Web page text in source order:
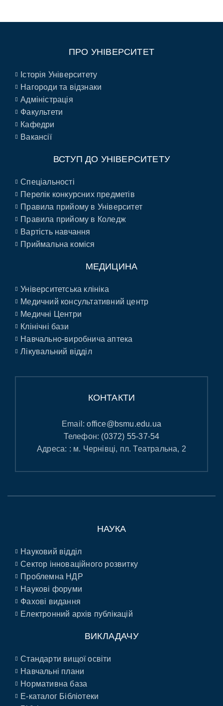
ПРО УНІВЕРСИТЕТ
Історія Університету
Нагороди та відзнаки
Адміністрація
Факультети
Кафедри
Вакансії
ВСТУП ДО УНІВЕРСИТЕТУ
Спеціальності
Перелік конкурсних предметів
Правила прийому в Університет
Правила прийому в Коледж
Вартість навчання
Приймальна коміся
МЕДИЦИНА
Університетська клініка
Медичний консультативний центр
Медичні Центри
Клінічні бази
Навчально-виробнича аптека
Лікувальний відділ
КОНТАКТИ
Email:office@bsmu.edu.ua
Телефон: (0372) 55-37-54
Адреса: : м. Чернівці, пл. Театральна, 2
НАУКА
Науковий відділ
Сектор інноваційного розвитку
Проблемна НДР
Наукові форуми
Фахові видання
Електронний архів публікацій
ВИКЛАДАЧУ
Стандарти вищої освіти
Навчальні плани
Нормативна база
E-каталог Бібліотеки